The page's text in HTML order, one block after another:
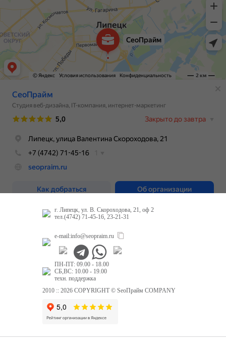
г. Липецк, ул. В. Скороходова, 21, оф 2
тел.(4742) 71-45-16, 23-21-31
e-mail:info@seopraim.ru
ПН-ПТ: 09.00 - 18.00
СБ,ВС: 10.00 - 19.00
техн. поддержка
2010 :: 2026 COPYRIGHT © SeoПрайм COMPANY